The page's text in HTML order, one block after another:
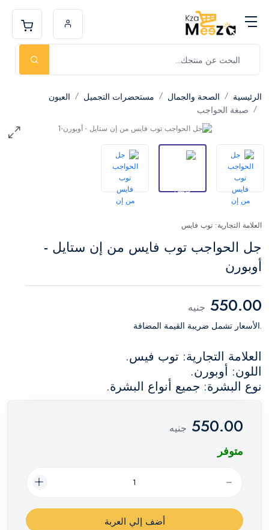
الرئيسية الصحة والجمال مستحضرات التجميل
العيون
صبغة الحواجب
العلامة التجارية: توب فايس
جل الحواجب توب فايس من إن ستايل -
أوبورن
550.00 جنيه
.الأسعار تشمل ضريبة القيمة المضافة
العلامة التجارية: توب فيس.
اللون: أوبورن.
نوع البشرة: جميع أنواع البشرة.
550.00 جنيه
متوفر
أضف إلي العربة